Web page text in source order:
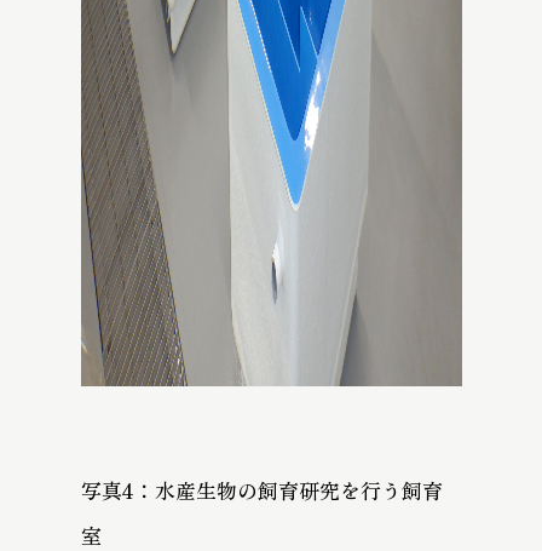
写真4：水産生物の飼育研究を行う飼育
室